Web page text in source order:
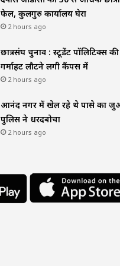
फेल, कुलगुरु कार्यालय घेरा
2 hours ago
छात्रसंघ चुनाव : स्टूडेंट पॉलिटिक्स की
गर्माहट लौटने लगी कैंपस में
2 hours ago
आनंद नगर में खेल रहे थे पासे का
पुलिस ने धरदबोचा
2 hours ago